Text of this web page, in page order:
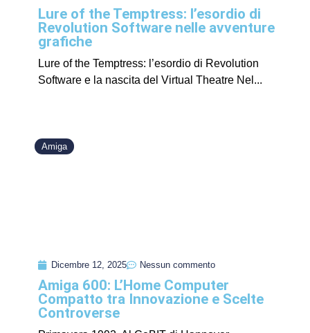
Lure of the Temptress: l’esordio di
Revolution Software nelle avventure
grafiche
Lure of the Temptress: l’esordio di Revolution
Software e la nascita del Virtual Theatre Nel...
Amiga
Dicembre 12, 2025 Nessun commento
Amiga 600: L’Home Computer
Compatto tra Innovazione e Scelte
Controverse